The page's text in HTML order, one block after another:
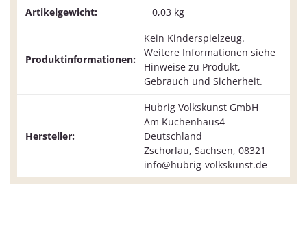
Artikelgewicht: 0,03 kg
Produktinformationen:
Kein Kinderspielzeug.
Weitere Informationen siehe
Hinweise zu Produkt,
Gebrauch und Sicherheit.
Hersteller:
Hubrig Volkskunst GmbH
Am Kuchenhaus4
Deutschland
Zschorlau, Sachsen, 08321
info@hubrig-volkskunst.de